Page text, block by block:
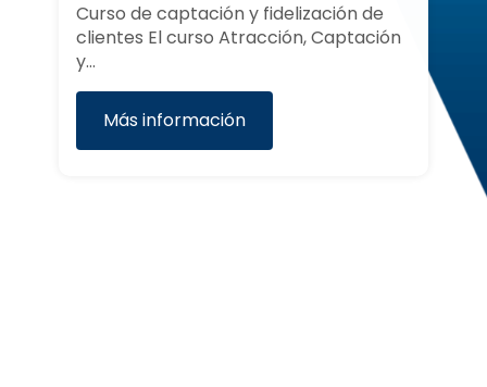
Formación en experiencia del cliente
en entornos digitales El curso La
Clientela…
Más información